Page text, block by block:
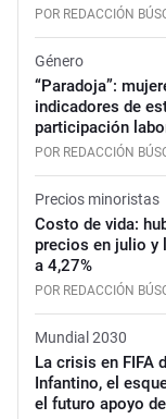
POR REDACCIÓN
Género
“Paradoja”:
indicadores de
participación
POR REDACCIÓN
Precios minoristas
Costo de vida:
precios en julio y
a 4,27%
POR REDACCIÓN
Mundial 2030
La crisis en FIFA
Infantino, el
el futuro apoyo